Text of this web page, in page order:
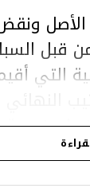
ونقض
قبل
خمسة